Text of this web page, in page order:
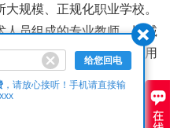
规模、正规化职业学校。
人员组成的专业教师、以诚
我校采用取之于学生，用
应求推荐到全国企业就
工资。
使用国家工业部统编教
给您回电
，请放心接听！手机请直接输